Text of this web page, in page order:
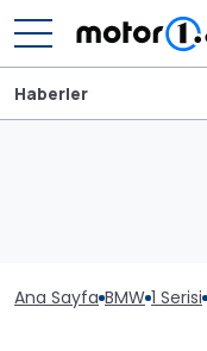
Haberler
Ana Sayfa BMW 1 Serisi